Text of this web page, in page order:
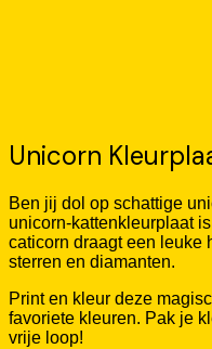
Unicorn
Ben jij dol op schattige
unicorn-kattenkleurplaat
caticorn draagt een leuke
sterren en diamanten.
Print en kleur deze
favoriete kleuren. Pak je
vrije loop!